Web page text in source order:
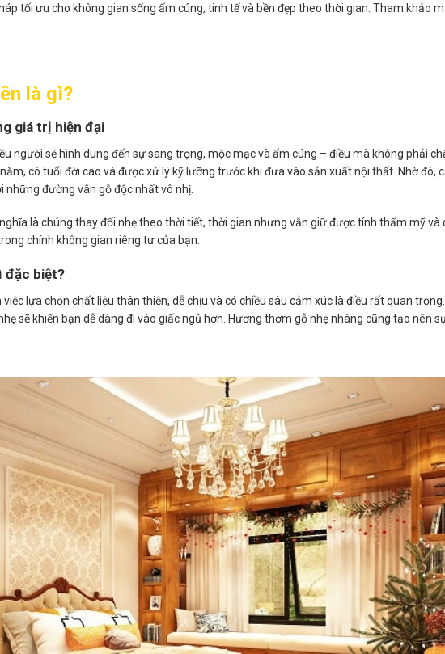
tối ưu cho không gian sống ấm cúng, tinh tế và bền đẹp theo thời gian. Tham khảo
là gì?
giá trị hiện đại
người sẽ hình dung đến sự sang trọng, mộc mạc và ấm cúng – điều mà không phải
có tuổi đời cao và được xử lý kỹ lưỡng trước khi đưa vào sản xuất nội thất. Nhờ đó,
những đường vân gỗ độc nhất vô nhị.
là chúng thay đổi nhẹ theo thời tiết, thời gian nhưng vẫn giữ được tính thẩm mỹ và
chính không gian riêng tư của bạn.
đặc biệt?
lựa chọn chất liệu thân thiện, dễ chịu và có chiều sâu cảm xúc là điều rất quan
sẽ khiến bạn dễ dàng đi vào giấc ngủ hơn. Hương thơm gỗ nhẹ nhàng cũng tạo nên